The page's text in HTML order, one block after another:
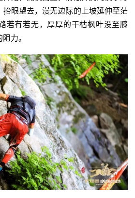
眼望去，漫无边际的上坡延伸至茫
若有若无，厚厚的干枯枫叶没至膝
力。